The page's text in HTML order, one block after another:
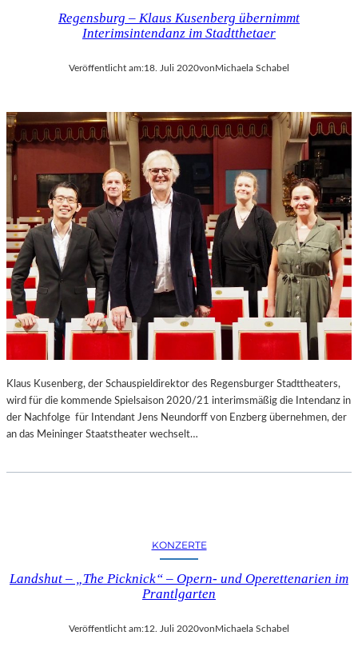
Regensburg – Klaus Kusenberg übernimmt
Interimsintendanz im Stadtthetaer
Veröffentlicht am:18. Juli 2020von Michaela Schabel
Klaus Kusenberg, der Schauspieldirektor des Regensburger Stadttheaters,
wird für die kommende Spielsaison 2020/21 interimsmäßig die Intendanz in
der Nachfolge für Intendant Jens Neundorff von Enzberg übernehmen, der
an das Meininger Staatstheater wechselt…
KONZERTE
Landshut – „The Picknick“ – Opern- und Operettenarien im
Prantlgarten
Veröffentlicht am:12. Juli 2020von Michaela Schabel